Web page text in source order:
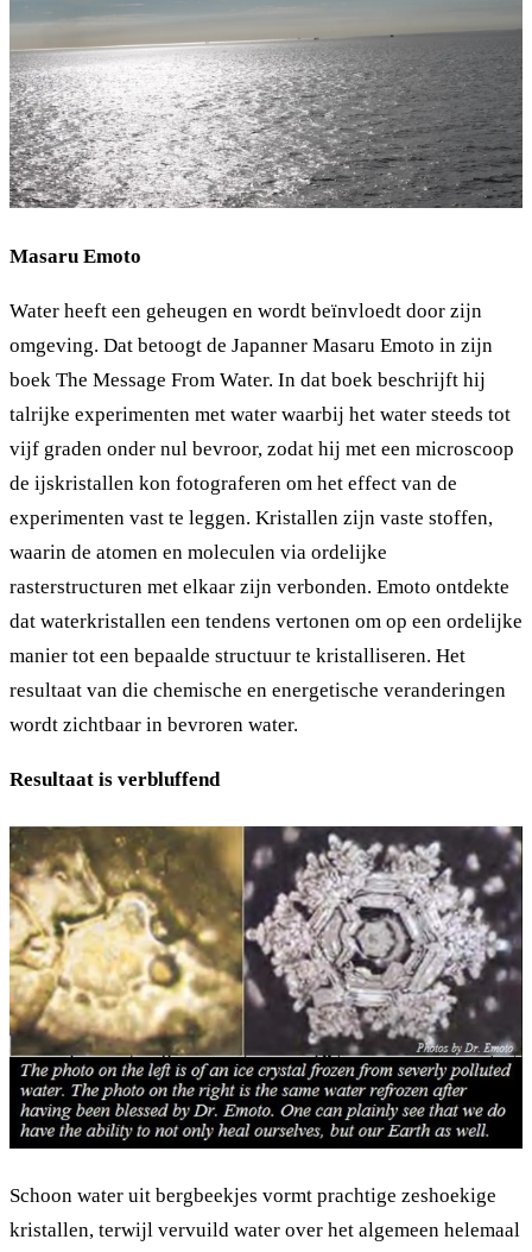
Masaru Emoto
Water heeft een geheugen en wordt beïnvloedt door zijn
omgeving. Dat betoogt de Japanner Masaru Emoto in zijn
boek The Message From Water. In dat boek beschrijft hij
talrijke experimenten met water waarbij het water steeds tot
vijf graden onder nul bevroor, zodat hij met een microscoop
de ijskristallen kon fotograferen om het effect van de
experimenten vast te leggen. Kristallen zijn vaste stoffen,
waarin de atomen en moleculen via ordelijke
rasterstructuren met elkaar zijn verbonden. Emoto ontdekte
dat waterkristallen een tendens vertonen om op een ordelijke
manier tot een bepaalde structuur te kristalliseren. Het
resultaat van die chemische en energetische veranderingen
wordt zichtbaar in bevroren water.
Resultaat is verbluffend
Schoon water uit bergbeekjes vormt prachtige zeshoekige
kristallen, terwijl vervuild water over het algemeen helemaal